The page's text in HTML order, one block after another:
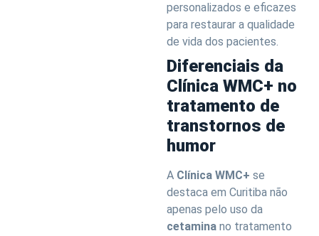
personalizados e eficazes
para restaurar a qualidade
de vida dos pacientes.
Diferenciais da
Clínica WMC+ no
tratamento de
transtornos de
humor
A Clínica WMC+ se
destaca em Curitiba não
apenas pelo uso da
cetamina no tratamento